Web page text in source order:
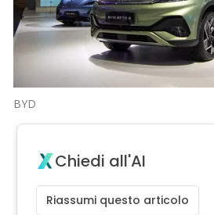
BYD
Chiedi all'AI
Riassumi questo articolo